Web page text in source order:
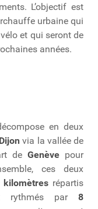
L’objectif est
urbaine qui
et qui seront de
années.
en deux
via la vallée de
de Genèvepour
ces deux
kilomètres répartis
par 8